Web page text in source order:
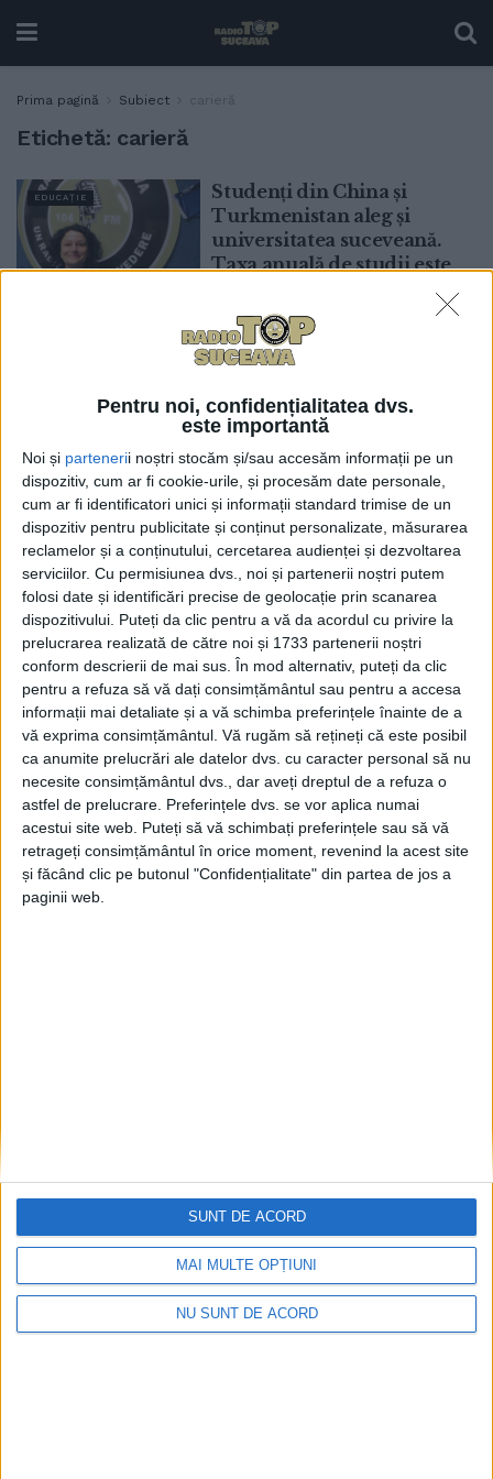
Pentru noi, confidențialitatea dvs.
este importantă
Noi și partenerii noștri stocăm și/sau accesăm informații pe un
dispozitiv, cum ar fi cookie-urile, și procesăm date personale,
cum ar fi identificatori unici și informații standard trimise de un
dispozitiv pentru publicitate și conținut personalizate, măsurarea
reclamelor și a conținutului, cercetarea audienței și dezvoltarea
serviciilor. Cu permisiunea dvs., noi și partenerii noștri putem
folosi date și identificări precise de geolocație prin scanarea
dispozitivului. Puteți da clic pentru a vă da acordul cu privire la
prelucrarea realizată de către noi și 1733 partenerii noștri
conform descrierii de mai sus. În mod alternativ, puteți da clic
pentru a refuza să vă dați consimțământul sau pentru a accesa
informații mai detaliate și a vă schimba preferințele înainte de a
vă exprima consimțământul. Vă rugăm să rețineți că este posibil
ca anumite prelucrări ale datelor dvs. cu caracter personal să nu
necesite consimțământul dvs., dar aveți dreptul de a refuza o
astfel de prelucrare. Preferințele dvs. se vor aplica numai
acestui site web. Puteți să vă schimbați preferințele sau să vă
retrageți consimțământul în orice moment, revenind la acest site
și făcând clic pe butonul "Confidențialitate" din partea de jos a
paginii web.
MAI MULTE OPȚIUNI
NU SUNT DE ACORD
SUNT DE ACORD
Prima pagină Subiect carieră
Etichetă: carieră
EDUCAȚIE
Studenți din China și
Turkmenistan aleg și
universitatea suceveană.
Taxa anuală de studii este
23 MARTIE, 2026
Anca Gîtlan, prodecan FIA:
”motorul cercetării” la
Inginerie Alimentară
Suceava. Mesajul pe care
vrem să-l transmitem astăzi
către tineri este faptul că nu
e atît de greu să devii
cercetător
20 MARTIE, 2026
EDUCAȚIE
Sergiu Lucian Raiu, lector
univ. dr. la USV: Centrul
COACH USV aduce
cercetarea mai aproape de
elevi și publicul larg
20 MARTIE, 2026
Centrul Militar Județean
Suceava anunță că se
recrutează elevi și studenți
pentru anul de învățămînt
2026–2027. Sînt disponibile
întîmpinat extraordinar.
Am reușit să fac la Suceava
ceea ce poate n-aș fi
îndrăznit să fac în Iași